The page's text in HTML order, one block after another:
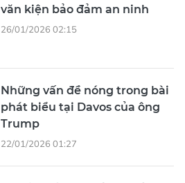
văn kiện bảo đảm an ninh
26/01/2026 02:15
Những vấn đề nóng trong bài
phát biểu tại Davos của ông
Trump
22/01/2026 01:27